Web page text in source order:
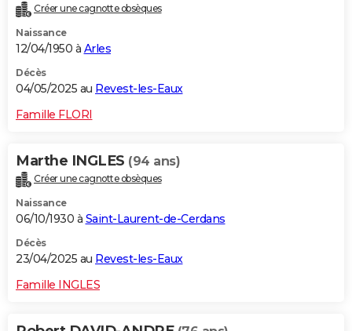
Créer une cagnotte obsèques
Naissance
12/04/1950 à Arles
Décès
04/05/2025 au Revest-les-Eaux
Famille FLORI
Marthe INGLES (94 ans)
Créer une cagnotte obsèques
Naissance
06/10/1930 à Saint-Laurent-de-Cerdans
Décès
23/04/2025 au Revest-les-Eaux
Famille INGLES